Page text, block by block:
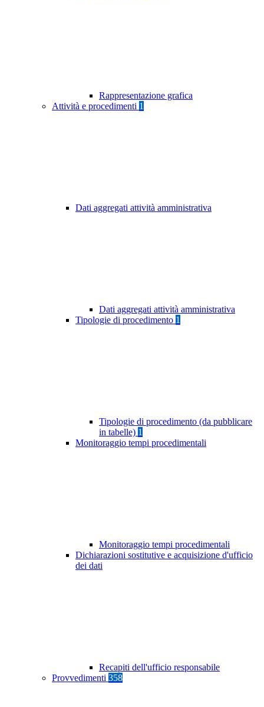
Rappresentazione grafica
Attività e procedimenti 1
Dati aggregati attività amministrativa
Dati aggregati attività amministrativa
Tipologie di procedimento 1
Tipologie di procedimento (da pubblicare
in tabelle) 1
Monitoraggio tempi procedimentali
Monitoraggio tempi procedimentali
Dichiarazioni sostitutive e acquisizione d'ufficio
dei dati
Recapiti dell'ufficio responsabile
Provvedimenti 358